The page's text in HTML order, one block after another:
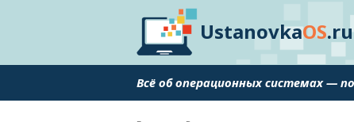
UstanovkaOS.ru
Всё об операционных системах —